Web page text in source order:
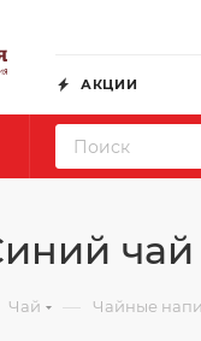
АКЦИИ
Чай — Чайные